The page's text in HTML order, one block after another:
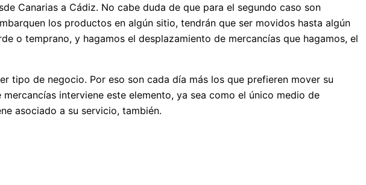
Canarias a Cádiz. No cabe duda de que para el segundo caso son
los productos en algún sitio, tendrán que ser movidos hasta algún
o temprano, y hagamos el desplazamiento de mercancías que hagamos, el
tipo de negocio. Por eso son cada día más los que prefieren mover su
interviene este elemento, ya sea como el único medio de
asociado a su servicio, también.